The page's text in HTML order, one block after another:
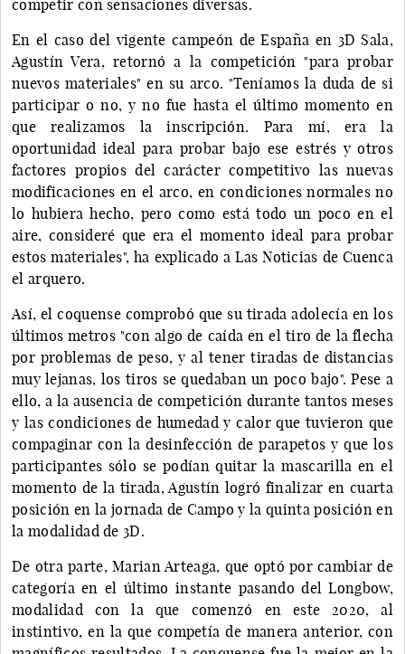
competir con sensaciones diversas.
En el caso del vigente campeón de España en 3D Sala,
Agustín Vera, retornó a la competición "para probar
nuevos materiales" en su arco. "Teníamos la duda de si
participar o no, y no fue hasta el último momento en
que realizamos la inscripción. Para mí, era la
oportunidad ideal para probar bajo ese estrés y otros
factores propios del carácter competitivo las nuevas
modificaciones en el arco, en condiciones normales no
lo hubiera hecho, pero como está todo un poco en el
aire, consideré que era el momento ideal para probar
estos materiales", ha explicado a Las Noticias de Cuenca
el arquero.
Así, el coquense comprobó que su tirada adolecía en los
últimos metros "con algo de caída en el tiro de la flecha
por problemas de peso, y al tener tiradas de distancias
muy lejanas, los tiros se quedaban un poco bajo". Pese a
ello, a la ausencia de competición durante tantos meses
y las condiciones de humedad y calor que tuvieron que
compaginar con la desinfección de parapetos y que los
participantes sólo se podían quitar la mascarilla en el
momento de la tirada, Agustín logró finalizar en cuarta
posición en la jornada de Campo y la quinta posición en
la modalidad de 3D.
De otra parte, Marian Arteaga, que optó por cambiar de
categoría en el último instante pasando del Longbow,
modalidad con la que comenzó en este 2020, al
instintivo, en la que competía de manera anterior, con